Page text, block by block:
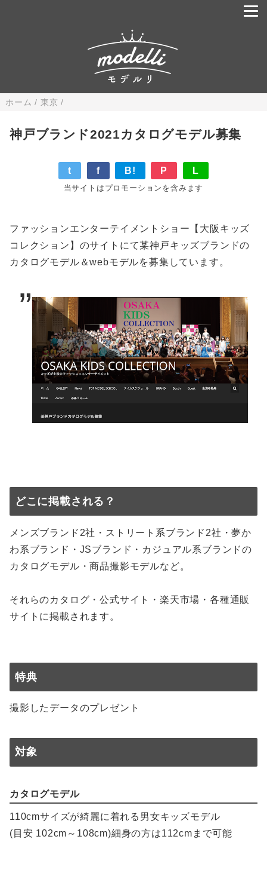
ホーム / 東京 /
神戸ブランド2021カタログモデル募集
t f B! P L
当サイトはプロモーションを含みます
ファッションエンターテイメントショー【大阪キッズ
コレクション】のサイトにて某神戸キッズブランドの
カタログモデル＆webモデルを募集しています。
どこに掲載される？
メンズブランド2社・ストリート系ブランド2社・夢か
わ系ブランド・JSブランド・カジュアル系ブランドの
カタログモデル・商品撮影モデルなど。
それらのカタログ・公式サイト・楽天市場・各種通販
サイトに掲載されます。
特典
撮影したデータのプレゼント
対象
カタログモデル
110cmサイズが綺麗に着れる男女キッズモデル
(目安 102cm～108cm)細身の方は112cmまで可能